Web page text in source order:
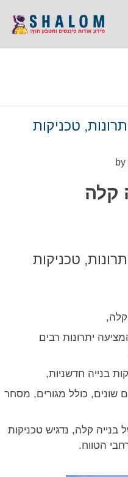
טכניקות
קלה
טכניקות
קלה,
יתרונות רבים
בנייה חדשניות,
שונים, כולל מגורים, מסחר
קלה, נדגיש טכניקות
הטווח.